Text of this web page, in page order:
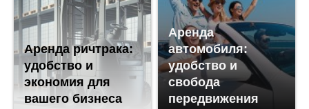
Аренда ричтрака:
удобство и
экономия для
вашего бизнеса
Аренда
автомобиля:
удобство и
свобода
передвижения